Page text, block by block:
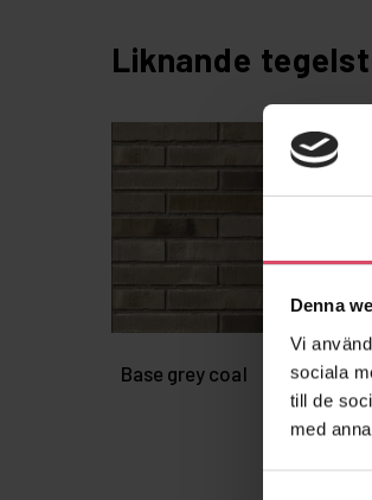
Denna
Vi
sociala
till de
med
Liknande
Base grey coal